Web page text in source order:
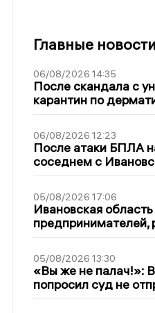
Главные новости
06/08/2026 14:35
После скандала с
карантин по
06/08/2026 12:23
После атаки БПЛА
соседнем с
05/08/2026 17:06
Ивановская
05/08/2026 13:30
«Вы же не палач!»:
попросил суд не